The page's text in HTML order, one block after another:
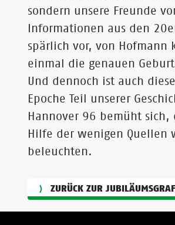
sondern unsere Freunde
Informationen aus den
spärlich vor, von Hofmann
einmal die genauen
Und dennoch ist auch
Epoche Teil unserer
Hannover 96 bemüht
Hilfe der wenigen Quellen
beleuchten.
ZURÜCK ZUR